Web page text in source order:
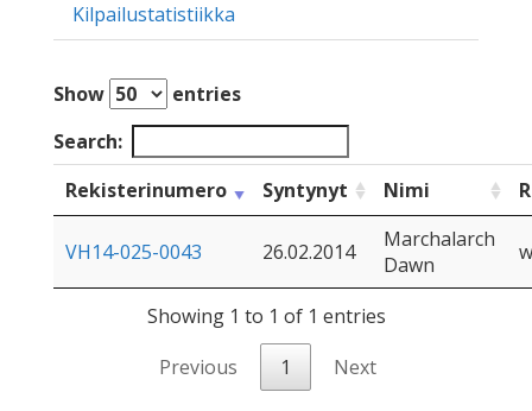
Kilpailustatistiikka
Show
entries
Search:
Rekisterinumero
Syntynyt Nimi
VH14-025-0043 26.02.2014
Marchalarch
Dawn
Showing 1 to 1 of 1 entries
Previous
1 Next